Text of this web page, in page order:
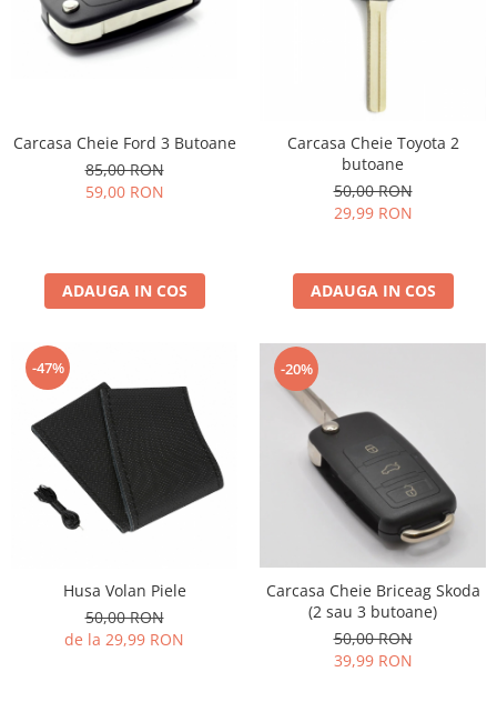
Carcasa Cheie Ford 3 Butoane
85,00 RON
59,00 RON
ADAUGA IN COS
Carcasa Cheie Toyota 2
butoane
50,00 RON
29,99 RON
ADAUGA IN COS
-47%
Husa Volan Piele
50,00 RON
de la 29,99 RON
-20%
Carcasa Cheie Briceag Skoda
(2 sau 3 butoane)
50,00 RON
39,99 RON